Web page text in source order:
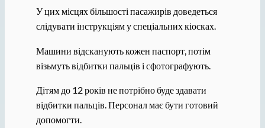
У цих місцях більшості пасажирів доведеться
слідувати інструкціям у спеціальних кіосках.
Машини відсканують кожен паспорт, потім
візьмуть відбитки пальців і сфотографують.
Дітям до 12 років не потрібно буде здавати
відбитки пальців. Персонал має бути готовий
допомогти.